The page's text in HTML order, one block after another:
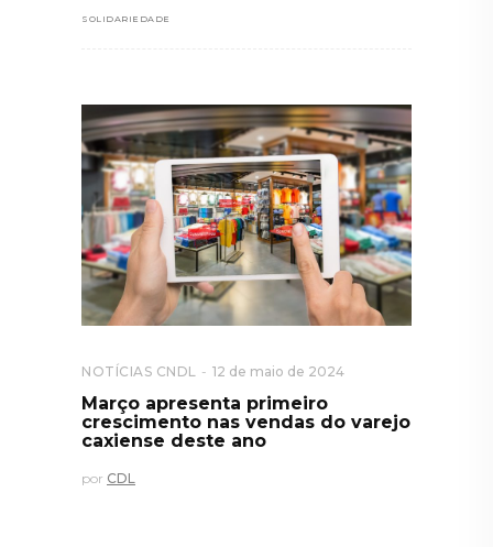
SOLIDARIEDADE
NOTÍCIAS CNDL 12 de maio de 2024
Março apresenta primeiro
crescimento nas vendas do varejo
caxiense deste ano
por CDL